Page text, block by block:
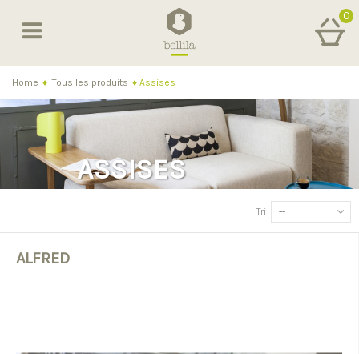
0
Home ♦ Tous les produits ♦ Assises
ASSISES
Tri --
ALFRED